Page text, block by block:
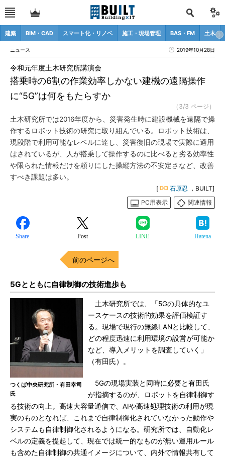
建築 BIM・CAD スマート化・リノベ 施工・現場管理 BAS・FM 土木
ニュース 2019年10月28日
搭乗時の6割の作業効率しかない建機の遠隔操作
に“5G”は何をもたらすか
令和元年度土木研究所講演会
（3/3 ページ）
土木研究所では2016年度から、災害発生時に建設機械を遠隔で操
作するロボット技術の研究に取り組んでいる。ロボット技術は、
現段階で利用可能なレベルに達し、災害復旧の現場で実際に適用
はされているが、人が搭乗して操作するのに比べると劣る効率性
や限られた情報だけを頼りにした操縦方法の不安定さなど、改善
すべき課題は多い。
[ 石原忍 ，BUILT]
PC用表示
関連情報
Share Post LINE Hatena
前のページへ
5Gとともに自律制御の技術進歩も
つくば中央研究所・有田幸司
氏
土木研究所では、「5Gの具体的なユ
ースケースの技術的効果を評価検証す
る。現場で現行の無線LANと比較して、
どの程度迅速に利用環境の設営が可能か
など、導入メリットを調査していく」
（有田氏）。
5Gの現場実装と同時に必要と有田氏
が指摘するのが、ロボットを自律制御す
る技術の向上。高速大容量通信で、AIや高速処理技術の利用が現
実のものとなれば、これまで自律制御化されていなかった動作や
システムも自律制御化されるようになる。研究所では、自動化レ
ベルの定義を提起して、現在では統一的なものが無い運用ルール
も含めた自律制御の共通イメージについて、内外で情報共有して